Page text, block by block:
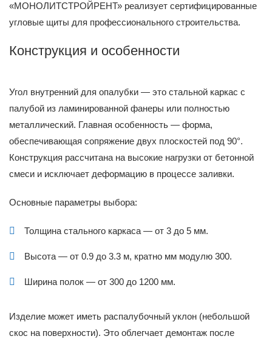
«МОНОЛИТСТРОЙРЕНТ» реализует сертифицированные
угловые щиты для профессионального строительства.
Конструкция и особенности
Угол внутренний для опалубки — это стальной каркас с
палубой из ламинированной фанеры или полностью
металлический. Главная особенность — форма,
обеспечивающая сопряжение двух плоскостей под 90°.
Конструкция рассчитана на высокие нагрузки от бетонной
смеси и исключает деформацию в процессе заливки.
Основные параметры выбора:
Толщина стального каркаса — от 3 до 5 мм.
Высота — от 0.9 до 3.3 м, кратно мм модулю 300.
Ширина полок — от 300 до 1200 мм.
Изделие может иметь распалубочный уклон (небольшой
скос на поверхности). Это облегчает демонтаж после